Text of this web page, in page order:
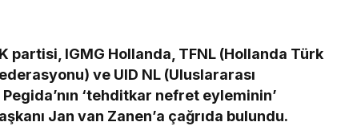
partisi, IGMG Hollanda, TFNL (Hollanda Türk
ve UID NL (Uluslararası
‘tehditkar nefret eyleminin’
Jan van Zanen’a çağrıda bulundu.